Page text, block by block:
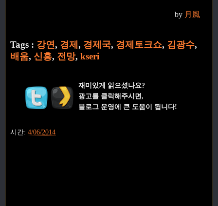
by 月風
Tags : 강연, 경제 , 경제국, 경제토크쇼, 김광수,
배움, 신흥, 전망, kseri
재미있게 읽으셨나요?
광고를 클릭해주시면,
블로그 운영에 큰 도움이 됩니다!
시간: 4/06/2014